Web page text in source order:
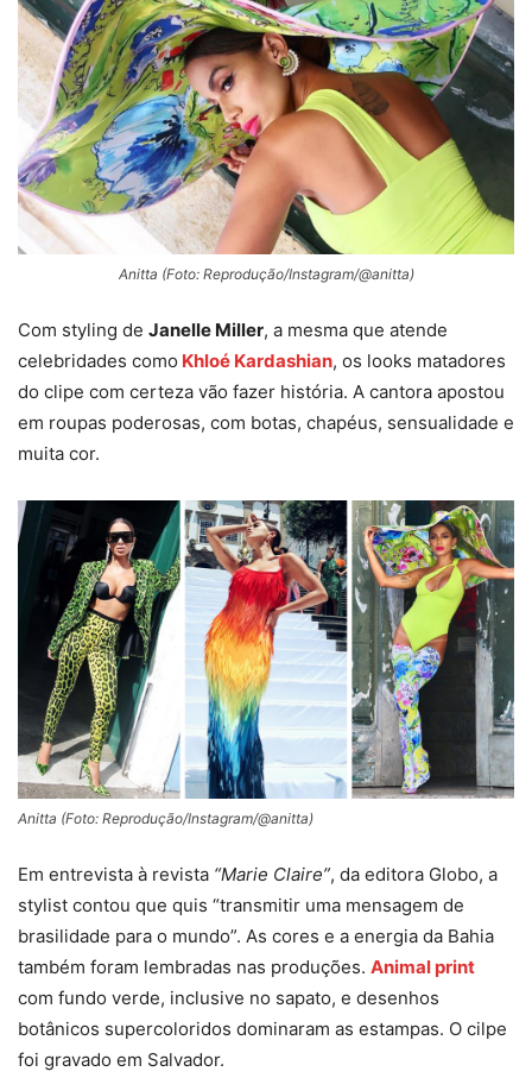
Anitta (Foto: Reprodução/Instagram/@anitta)
Com styling de Janelle Miller, a mesma que atende
celebridades como Khloé Kardashian, os looks matadores
do clipe com certeza vão fazer história. A cantora apostou
em roupas poderosas, com botas, chapéus, sensualidade e
muita cor.
Anitta (Foto: Reprodução/Instagram/@anitta)
Em entrevista à revista “Marie Claire”, da editora Globo, a
stylist contou que quis “transmitir uma mensagem de
brasilidade para o mundo”. As cores e a energia da Bahia
também foram lembradas nas produções. Animal print
com fundo verde, inclusive no sapato, e desenhos
botânicos supercoloridos dominaram as estampas. O cilpe
foi gravado em Salvador.